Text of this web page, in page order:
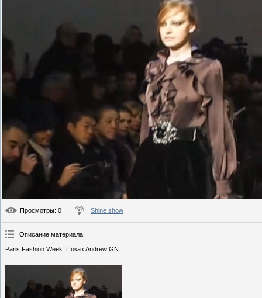
Просмотры: 0 Shine show
Описание материала:
Paris Fashion Week. Показ Andrew GN.